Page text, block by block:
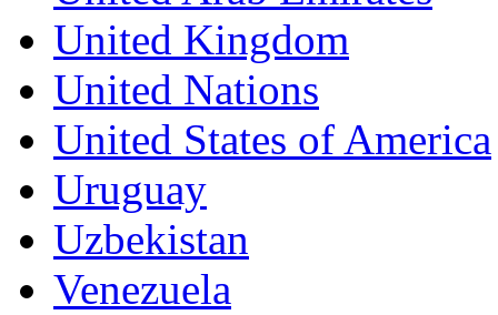
United Kingdom
United Nations
United States of America
Uruguay
Uzbekistan
Venezuela